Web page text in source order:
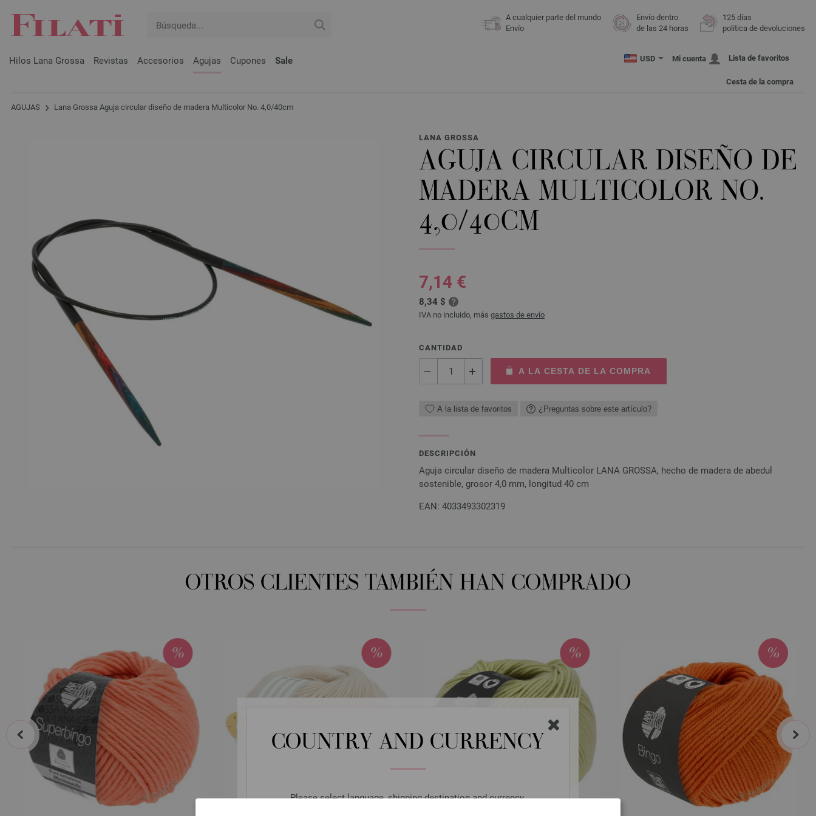
COUNTRY AND CURRENCY
Please select language, shipping destination and currency.
A cualquier parte del mundo
Envío
Envío dentro
de las 24 horas
125 días
política de devoluciones
Hilos Lana Grossa Revistas Accesorios Agujas Cupones Sale USD Mi cuenta Lista de favoritos
Cesta de la compra
AGUJAS Lana Grossa Aguja circular diseño de madera Multicolor No. 4,0/40cm
LANA GROSSA
AGUJA CIRCULAR DISEÑO DE
MADERA MULTICOLOR NO.
4,0/40CM
7,14 €
8,34 $
IVA no incluido, más gastos de envío
CANTIDAD
A LA CESTA DE LA COMPRA
A la lista de favoritos ¿Preguntas sobre este artículo?
DESCRIPCIÓN
Aguja circular diseño de madera Multicolor LANA GROSSA, hecho de madera de abedul
sostenible, grosor 4,0 mm, longitud 40 cm
EAN: 4033493302319
OTROS CLIENTES TAMBIÉN HAN COMPRADO
prev next